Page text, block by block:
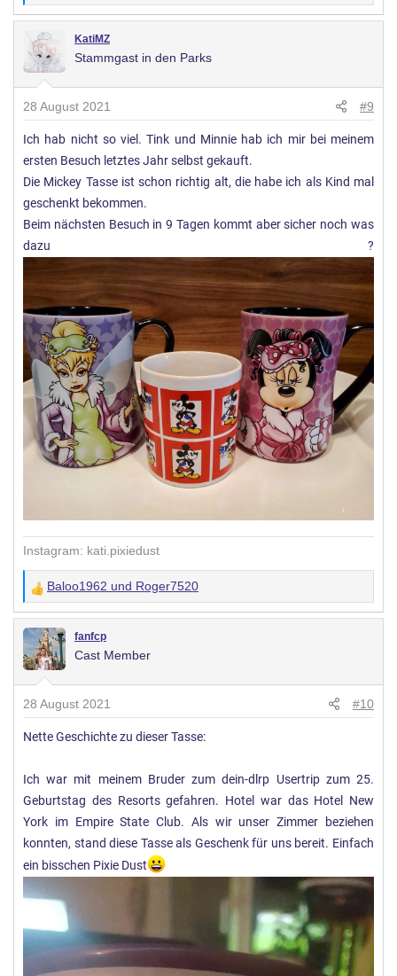
e
t
u
n
g
KatiMZ
Stammgast in den Parks
28 August 2021 #9
Ich hab nicht so viel. Tink und Minnie hab ich mir bei meinem
ersten Besuch letztes Jahr selbst gekauft.
Die Mickey Tasse ist schon richtig alt, die habe ich als Kind mal
geschenkt bekommen.
Beim nächsten Besuch in 9 Tagen kommt aber sicher noch was
dazu ?
Instagram: kati.pixiedust
W
e
r
t
n
g
e
:
Baloo1962 und Roger7520
fanfcp
Cast Member
28 August 2021 #10
Nette Geschichte zu dieser Tasse:
Ich war mit meinem Bruder zum dein-dlrp Usertrip zum 25.
Geburtstag des Resorts gefahren. Hotel war das Hotel New
York im Empire State Club. Als wir unser Zimmer beziehen
konnten, stand diese Tasse als Geschenk für uns bereit. Einfach
ein bisschen Pixie Dust